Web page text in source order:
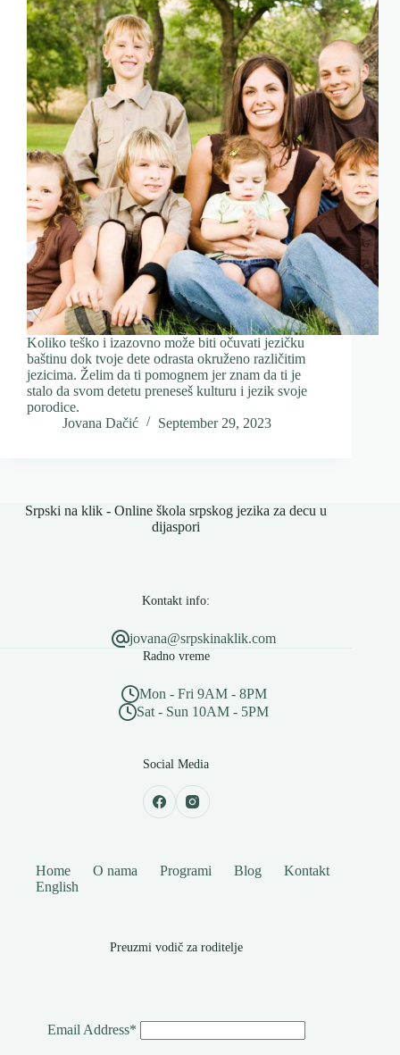
Koliko teško i izazovno može biti očuvati jezičku
baštinu dok tvoje dete odrasta okruženo različitim
jezicima. Želim da ti pomognem jer znam da ti je
stalo da svom detetu preneseš kulturu i jezik svoje
porodice.
Jovana Dačić
September 29, 2023
Srpski na klik - Online škola srpskog jezika za decu u
dijaspori
Kontakt info:
jovana@srpskinaklik.com
Radno vreme
Mon - Fri 9AM - 8PM
Sat - Sun 10AM - 5PM
Social Media
Home O nama Programi Blog
Kontakt
English
Preuzmi vodič za roditelje
Email Address*